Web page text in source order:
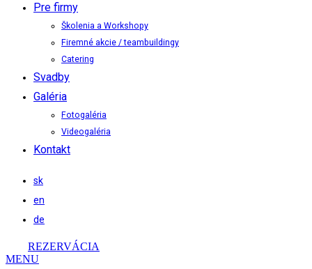
Pre firmy
Školenia a Workshopy
Firemné akcie / teambuildingy
Catering
Svadby
Galéria
Fotogaléria
Videogaléria
Kontakt
sk
en
de
REZERVÁCIA
MENU